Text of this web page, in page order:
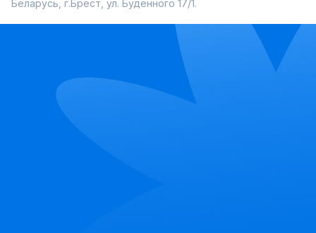
Беларусь, г.Брест, ул. Буденного 17/1.